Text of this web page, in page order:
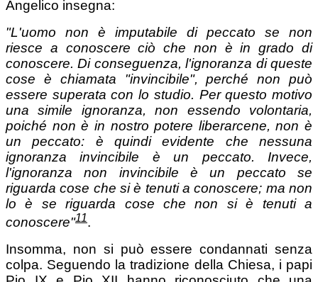
Angelico insegna:
"L'uomo non è imputabile di peccato se non
riesce a conoscere ciò che non è in grado di
conoscere. Di conseguenza, l'ignoranza di queste
cose è chiamata "invincibile", perché non può
essere superata con lo studio. Per questo motivo
una simile ignoranza, non essendo volontaria,
poiché non è in nostro potere liberarcene, non è
un peccato: è quindi evidente che nessuna
ignoranza invincibile è un peccato. Invece,
l'ignoranza non invincibile è un peccato se
riguarda cose che si è tenuti a conoscere; ma non
lo è se riguarda cose che non si è tenuti a
conoscere"11.
Insomma, non si può essere condannati senza
colpa. Seguendo la tradizione della Chiesa, i papi